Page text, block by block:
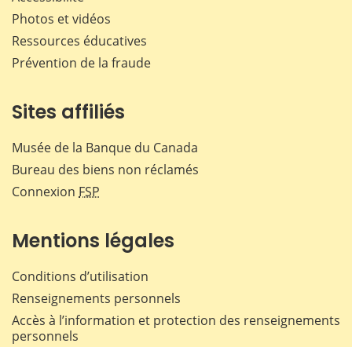
Photos et vidéos
Ressources éducatives
Prévention de la fraude
Sites affiliés
Musée de la Banque du Canada
Bureau des biens non réclamés
Connexion FSP
Mentions légales
Conditions d’utilisation
Renseignements personnels
Accès à l’information et protection des renseignements
personnels